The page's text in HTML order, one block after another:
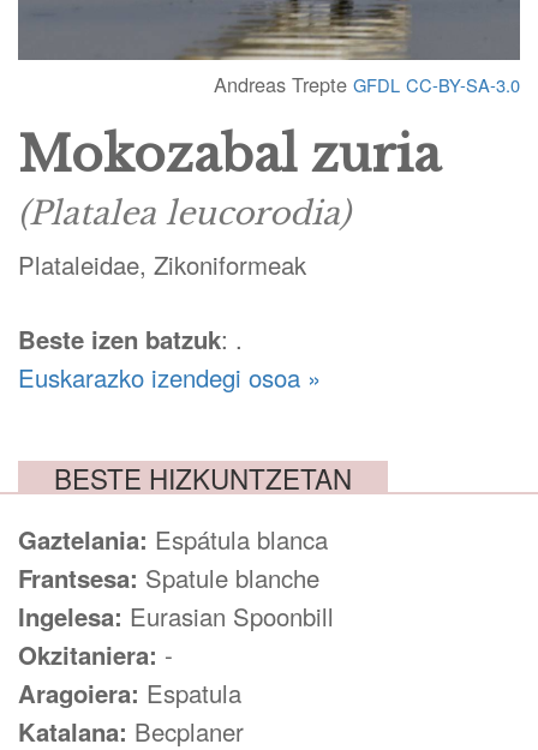
Andreas Trepte GFDL CC-BY-SA-3.0
Mokozabal zuria
(Platalea leucorodia)
Plataleidae, Zikoniformeak
Beste izen batzuk: .
Euskarazko izendegi osoa »
BESTE HIZKUNTZETAN
Gaztelania: Espátula blanca
Frantsesa: Spatule blanche
Ingelesa: Eurasian Spoonbill
Okzitaniera: -
Aragoiera: Espatula
Katalana: Becplaner